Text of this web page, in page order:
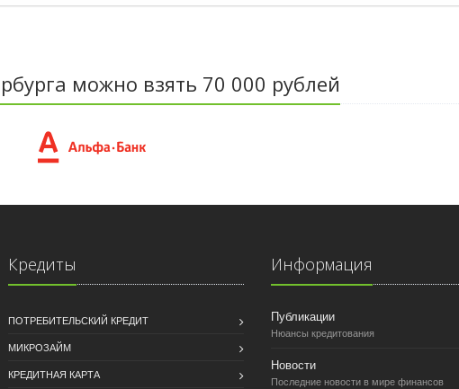
можно взять 70 000 рублей
Кредиты
ПОТРЕБИТЕЛЬСКИЙ КРЕДИТ
МИКРОЗАЙМ
КРЕДИТНАЯ КАРТА
Информация
Публикации
Нюансы кредитования
Новости
Последние новости в мире финансов